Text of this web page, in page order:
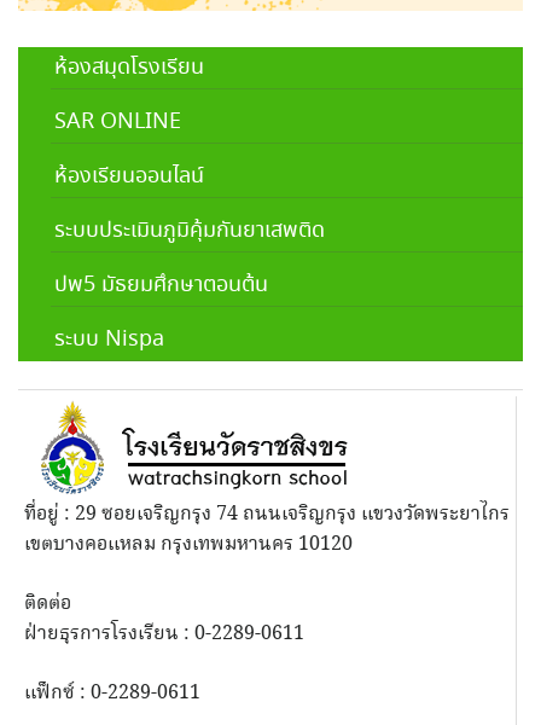
ห้องสมุดโรงเรียน
SAR ONLINE
ห้องเรียนออนไลน์
ระบบประเมินภูมิคุ้มกันยาเสพติด
ปพ5 มัธยมศึกษาตอนต้น
ระบบ Nispa
ที่อยู่ : 29 ซอยเจริญกรุง 74 ถนนเจริญกรุง แขวงวัดพระยาไกร
เขตบางคอแหลม กรุงเทพมหานคร 10120
ติดต่อ
ฝ่ายธุรการโรงเรียน : 0-2289-0611
แฟ็กซ์ : 0-2289-0611